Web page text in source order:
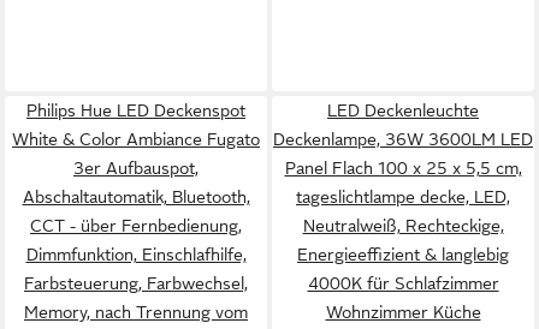
Philips Hue LED Deckenspot
White & Color Ambiance Fugato
3er Aufbauspot,
Abschaltautomatik, Bluetooth,
CCT - über Fernbedienung,
Dimmfunktion, Einschlafhilfe,
Farbsteuerung, Farbwechsel,
Memory, nach Trennung vom
LED Deckenleuchte
Deckenlampe, 36W 3600LM LED
Panel Flach 100 x 25 x 5,5 cm,
tageslichtlampe decke, LED,
Neutralweiß, Rechteckige,
Energieeffizient & langlebig
4000K für Schlafzimmer
Wohnzimmer Küche